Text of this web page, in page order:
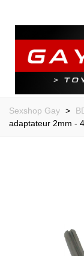
Sexshop Gay >
adaptateur 2mm -